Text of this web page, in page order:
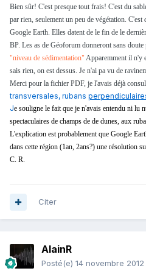
Bien sûr! C'est presque tout frais! C'est du
par rien, seulement un peu de végétation.
Google Earth. Elles datent de le fin de le
BP. Les as de Géoforum donneront sans
"niveau de sédimentation" Apparemment il n'y
sais rien, on est dessus. Je n'ai pa vu de
Merci pour la fichier PDF, je l'avais déjà
transversales, rubans
Je souligne le fait que je n'avais entendu ni lu
spectaculaires de champs de de dunes, aux
L'explication est probablement que Google
dans cette région (1an, 2ans?) une résolution
C. R.
Citer
AlainR
Posté(e) 14 novembre 2012